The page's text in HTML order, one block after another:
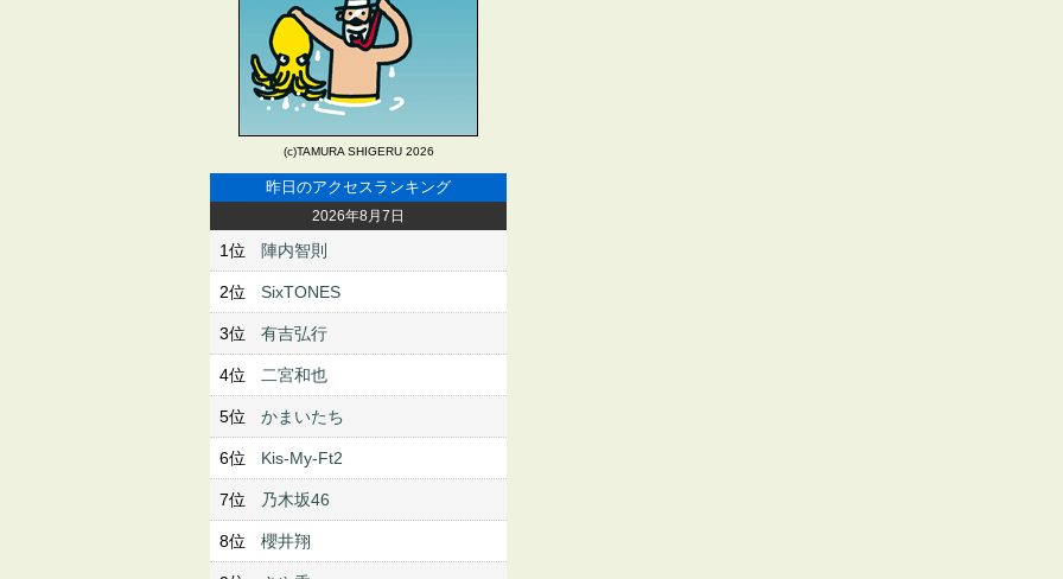
(c)TAMURA SHIGERU 2026
昨日のアクセスランキング
2026年8月7日
1位 陣内智則
2位 SixTONES
3位 有吉弘行
4位 二宮和也
5位 かまいたち
6位 Kis-My-Ft2
7位 乃木坂46
8位 櫻井翔